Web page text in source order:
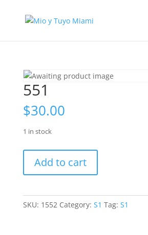
551
$30.00
1 in stock
quantity
Add to cart
SKU: 1552 Category: S1 Tag: S1